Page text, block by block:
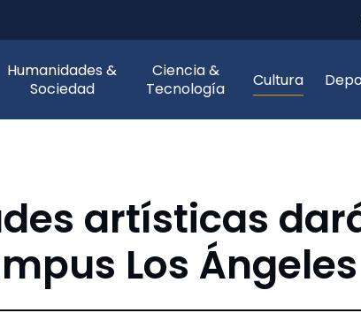
Humanidades &
Sociedad
Ciencia &
Tecnología
Cultura
artísticas
Los Ángeles